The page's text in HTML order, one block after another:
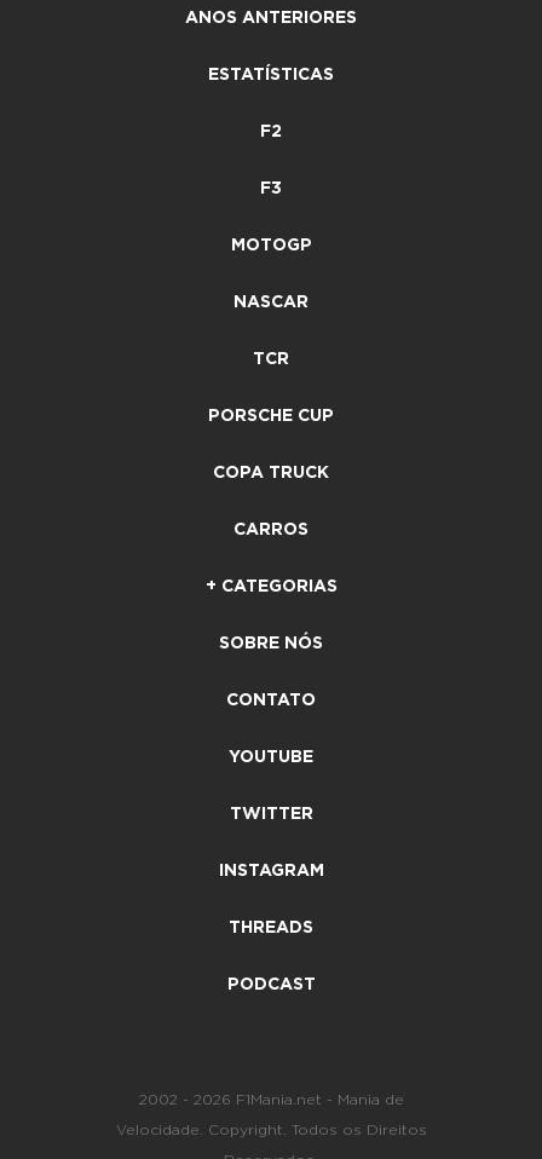
ANOS ANTERIORES
ESTATÍSTICAS
F2
F3
MOTOGP
NASCAR
TCR
PORSCHE CUP
COPA TRUCK
CARROS
+ CATEGORIAS
SOBRE NÓS
CONTATO
YOUTUBE
TWITTER
INSTAGRAM
THREADS
PODCAST
2002 - 2026 F1Mania.net - Mania de
Velocidade. Copyright. Todos os Direitos